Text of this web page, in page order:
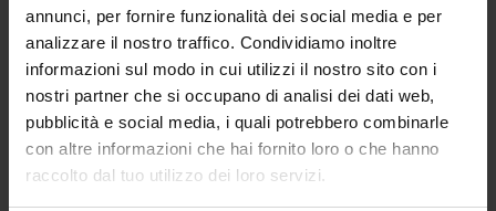
annunci, per fornire funzionalità dei social media e per
analizzare il nostro traffico. Condividiamo inoltre
informazioni sul modo in cui utilizzi il nostro sito con i
nostri partner che si occupano di analisi dei dati web,
pubblicità e social media, i quali potrebbero combinarle
con altre informazioni che hai fornito loro o che hanno
raccolto dal tuo utilizzo dei loro servizi.
Valheim
Hosting del server
All Games